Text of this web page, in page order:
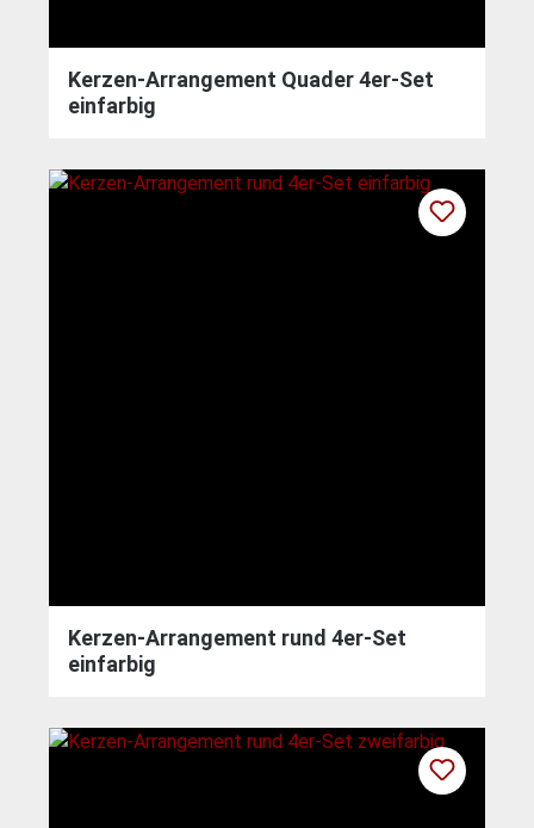
Kerzen-Arrangement Quader 4er-Set
einfarbig
Kerzen-Arrangement rund 4er-Set
einfarbig